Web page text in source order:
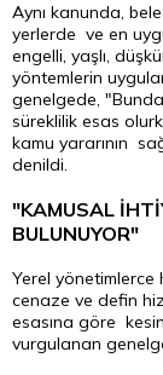
Aynı kanunda,
yerlerde ve en
engelli, yaşlı,
yöntemlerin
genelgede,
süreklilik esas
kamu yararının
denildi.
"KAMUSAL
BULUNUYOR"
Yerel yönetimlerce
cenaze ve defin
esasına göre
vurgulanan